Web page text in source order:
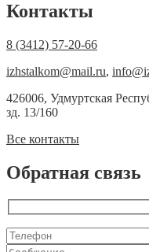
Контакты
8 (3412) 57-20-66
izhstalkom@mail.ru,
426006, Удмуртская
зд. 13/160
Все контакты
Обратная связь